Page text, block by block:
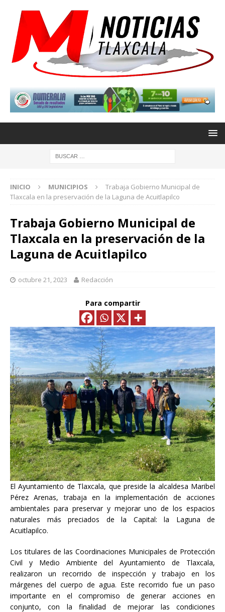
INICIO MUNICIPIOS
Trabaja Gobierno Municipal de
Tlaxcala en la preservación de la Laguna de Acuitlapilco
Trabaja Gobierno Municipal de
Tlaxcala en la preservación de la
Laguna de Acuitlapilco
octubre 21, 2023 Redacción
Para compartir
El Ayuntamiento de Tlaxcala, que preside la alcaldesa Maribel
Pérez Arenas, trabaja en la implementación de acciones
ambientales para preservar y mejorar uno de los espacios
naturales más preciados de la Capital: la Laguna de
Acuitlapilco.
Los titulares de las Coordinaciones Municipales de Protección
Civil y Medio Ambiente del Ayuntamiento de Tlaxcala,
realizaron un recorrido de inspección y trabajo en los
márgenes del cuerpo de agua. Este recorrido fue un paso
importante en el compromiso de generar acciones en
conjunto, con la finalidad de mejorar las condiciones